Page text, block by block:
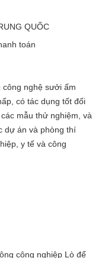
QUỐC
toán
công nghệ sưởi ấm
có tác dụng tốt đối
mẫu thử nghiệm, và
dự án và phòng thí
y tế và công
công nghiệp Lò để